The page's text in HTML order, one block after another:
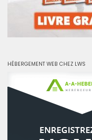
HÉBERGEMENT WEB CHEZ LWS